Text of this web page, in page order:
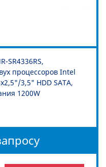
SR4336RS,
процессоров Intel
3,5" HDD SATA,
1200W